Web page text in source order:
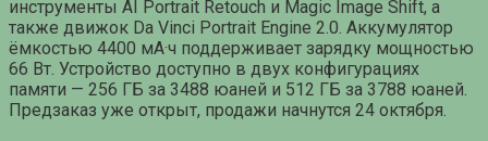
инструменты AI Portrait Retouch и Magic Image Shift, а
также движок Da Vinci Portrait Engine 2.0. Аккумулятор
ёмкостью 4400 мА·ч поддерживает зарядку мощностью
66 Вт. Устройство доступно в двух конфигурациях
памяти — 256 ГБ за 3488 юаней и 512 ГБ за 3788 юаней.
Предзаказ уже открыт, продажи начнутся 24 октября.